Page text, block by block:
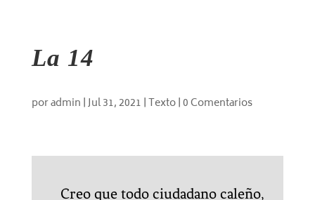
La 14
poradmin |Jul 31, 2021 |Texto|0 Comentarios
Creo que todo ciudadano caleño,